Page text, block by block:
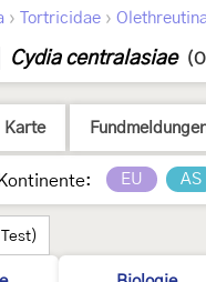
› Tortricidae ›
Cydia centralasiae
Karte
Kontinente: EU AS